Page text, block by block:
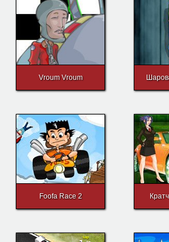
Vroum Vroum
Foofa Race 2